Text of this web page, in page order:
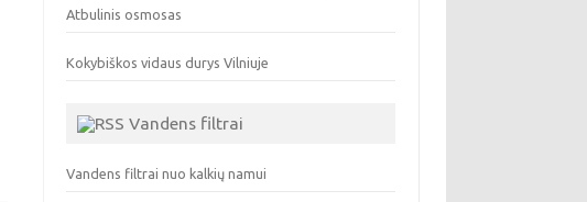
Atbulinis osmosas
Kokybiškos vidaus durys Vilniuje
Vandens filtrai
Vandens filtrai nuo kalkių namui